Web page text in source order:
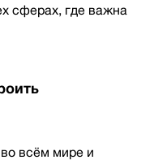
сферах, где важна
всём мире и